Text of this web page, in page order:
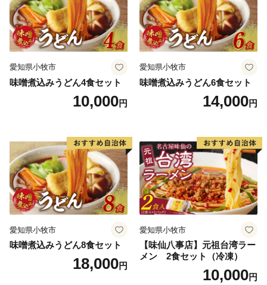
れる魅力的なまち～」の実現を目指し、これまで以上に
魅力あるまちづくりを進めてまいります。
愛知県小牧市
味噌煮込みうどん4食セット
10,000円
愛知県小牧市
味噌煮込みうどん6食セット
14,000円
愛知県小牧市
味噌煮込みうどん8食セット
18,000円
愛知県小牧市
【味仙八事店】元祖台湾ラー
メン 2食セット（冷凍）
10,000円